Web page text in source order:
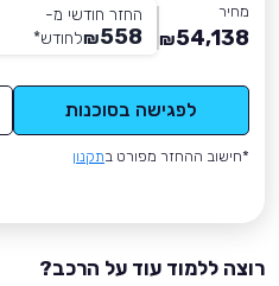
מחיר
54,138
₪
החזר חודשי מ-
558
₪לחודש*
לפגישה בסוכנות
*חישוב ההחזר מפורט בתקנון
רוצה ללמוד עוד על הרכב?